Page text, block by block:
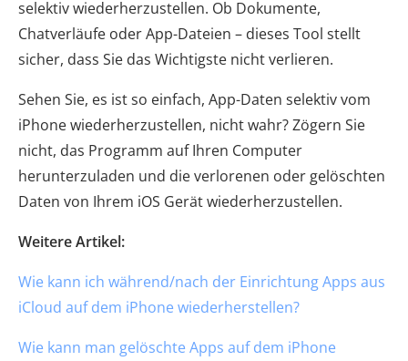
selektiv wiederherzustellen. Ob Dokumente,
Chatverläufe oder App-Dateien – dieses Tool stellt
sicher, dass Sie das Wichtigste nicht verlieren.
Sehen Sie, es ist so einfach, App-Daten selektiv vom
iPhone wiederherzustellen, nicht wahr? Zögern Sie
nicht, das Programm auf Ihren Computer
herunterzuladen und die verlorenen oder gelöschten
Daten von Ihrem iOS Gerät wiederherzustellen.
Weitere Artikel:
Wie kann ich während/nach der Einrichtung Apps aus
iCloud auf dem iPhone wiederherstellen?
Wie kann man gelöschte Apps auf dem iPhone